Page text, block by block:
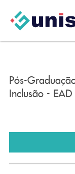
Pós-
Inclusão -